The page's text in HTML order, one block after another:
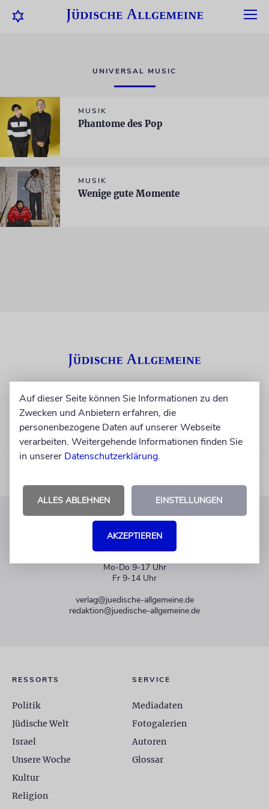
UNIVERSAL MUSIC
MUSIK
Phantome des Pop
MUSIK
Wenige gute Momente
KUNDENSERVICE
Mo-Do 9-17 Uhr
Fr 9-14 Uhr
verlag@juedische-allgemeine.de
redaktion@juedische-allgemeine.de
RESSORTS
Politik
Jüdische Welt
Israel
Unsere Woche
Kultur
Religion
SERVICE
Mediadaten
Fotogalerien
Autoren
Glossar
Auf dieser Seite können Sie Informationen zu den
Zwecken und Anbietern erfahren, die
personenbezogene Daten auf unserer Webseite
verarbeiten. Weitergehende Informationen finden Sie
in unserer Datenschutzerklärung.
ALLES ABLEHNEN EINSTELLUNGEN
AKZEPTIEREN